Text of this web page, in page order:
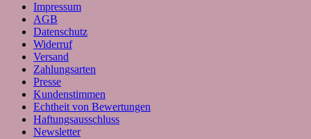
Impressum
AGB
Datenschutz
Widerruf
Versand
Zahlungsarten
Presse
Kundenstimmen
Echtheit von Bewertungen
Haftungsausschluss
Newsletter